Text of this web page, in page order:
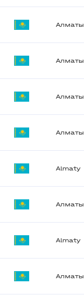
Алматы
Алматы
Алматы
Алматы
Almaty
Алматы
Almaty
Алматы